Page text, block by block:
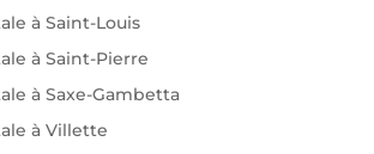
à Saint-Louis
à Saint-Pierre
à Saxe-Gambetta
à Villette